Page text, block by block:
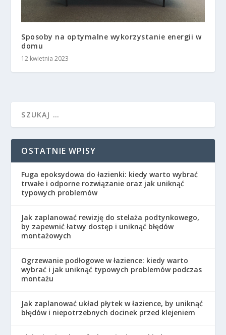
Sposoby na optymalne wykorzystanie energii w
domu
12 kwietnia 2023
OSTATNIE WPISY
Fuga epoksydowa do łazienki: kiedy warto wybrać
trwałe i odporne rozwiązanie oraz jak uniknąć
typowych problemów
Jak zaplanować rewizję do stelaża podtynkowego,
by zapewnić łatwy dostęp i uniknąć błędów
montażowych
Ogrzewanie podłogowe w łazience: kiedy warto
wybrać i jak uniknąć typowych problemów podczas
montażu
Jak zaplanować układ płytek w łazience, by uniknąć
błędów i niepotrzebnych docinek przed klejeniem